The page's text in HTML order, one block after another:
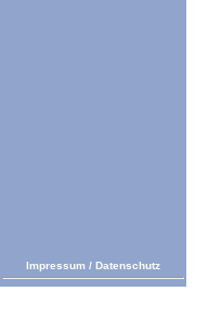
Impressum / Datenschutz